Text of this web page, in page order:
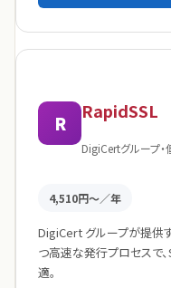
R
RapidSSL
DigiCertグループ
4,510円〜／年
DigiCert グループが提供
つ高速な発行プロセスで、
適。